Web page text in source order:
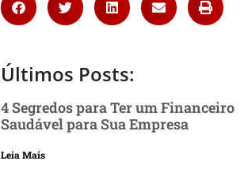
Últimos Posts:
4 Segredos para Ter um Financeiro
Saudável para Sua Empresa
Leia Mais